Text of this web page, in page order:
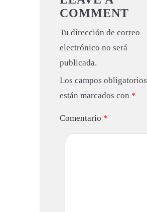
COMMENT
Tu dirección de correo
electrónico no será
publicada.
Los campos obligatorios
están marcados con *
Comentario *